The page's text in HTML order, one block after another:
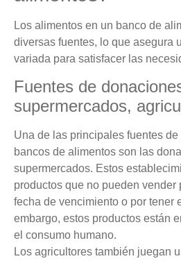
Los alimentos en un banco de
diversas fuentes, lo que asegura
variada para satisfacer las
Fuentes de
supermercados,
Una de las principales fuentes
bancos de alimentos son las
supermercados. Estos
productos que no pueden vender
fecha de vencimiento o por tener
embargo, estos productos están
el consumo humano.
Los agricultores también juegan